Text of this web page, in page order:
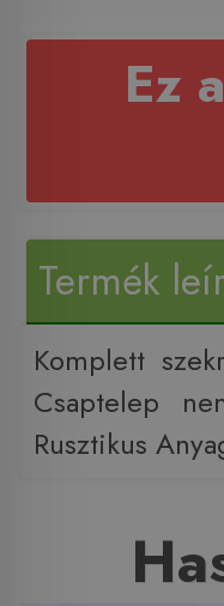
Ez
Termék
Komplett
Csaptelep
Rusztikus